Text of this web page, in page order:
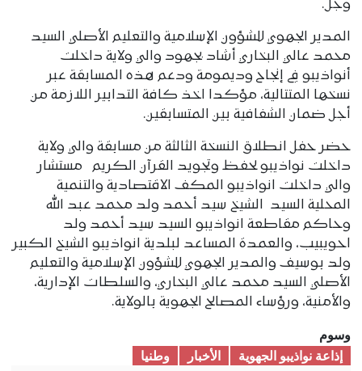
وجل.
المدير الجهوي للشؤون الإسلامية والتعليم الأصلي السيد
محمد عالي البخاري أشاد بجهود والي ولاية داخلت
أنواذيبو في إنجاح وديمومة ودعم هذه المسابقة عبر
نسخها المتتالية، مؤكدا اخذ كافة التدابير اللازمة من
أجل ضمان الشفافية بين المتسابقين.
حضر حفل انطلاق النسخة الثالثة من مسابقة والي ولاية
داخلت نواذيبو لحفظ وتجويد القرآن الكريم مستشار
والي داخلت انواذيبو المكف الاقتصادية والتنمية
المحلية السيد الشيخ سيد أحمد ولد محمد عبد الله
وحاكم مقاطعة انواذيبو السيد سيد أحمد ولد
احويبيب، والعمدة المساعد لبلدية انواذيبو الشيخ الكبير
ولد بوسيف والمدير الجهوي للشؤون الإسلامية والتعليم
الأصلي السيد محمد عالي البخاري، والسلطات الإدارية،
والأمنية، ورؤساء المصالح الجهوية بالولاية.
وسوم
إذاعة نواذيبو الجهوية
الأخبار
وطنیا